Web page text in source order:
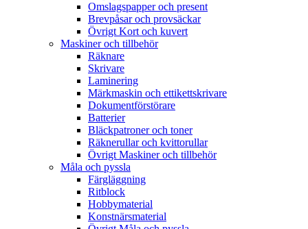
Omslagspapper och present
Brevpåsar och provsäckar
Övrigt Kort och kuvert
Maskiner och tillbehör
Räknare
Skrivare
Laminering
Märkmaskin och ettikettskrivare
Dokumentförstörare
Batterier
Bläckpatroner och toner
Räknerullar och kvittorullar
Övrigt Maskiner och tillbehör
Måla och pyssla
Färgläggning
Ritblock
Hobbymaterial
Konstnärsmaterial